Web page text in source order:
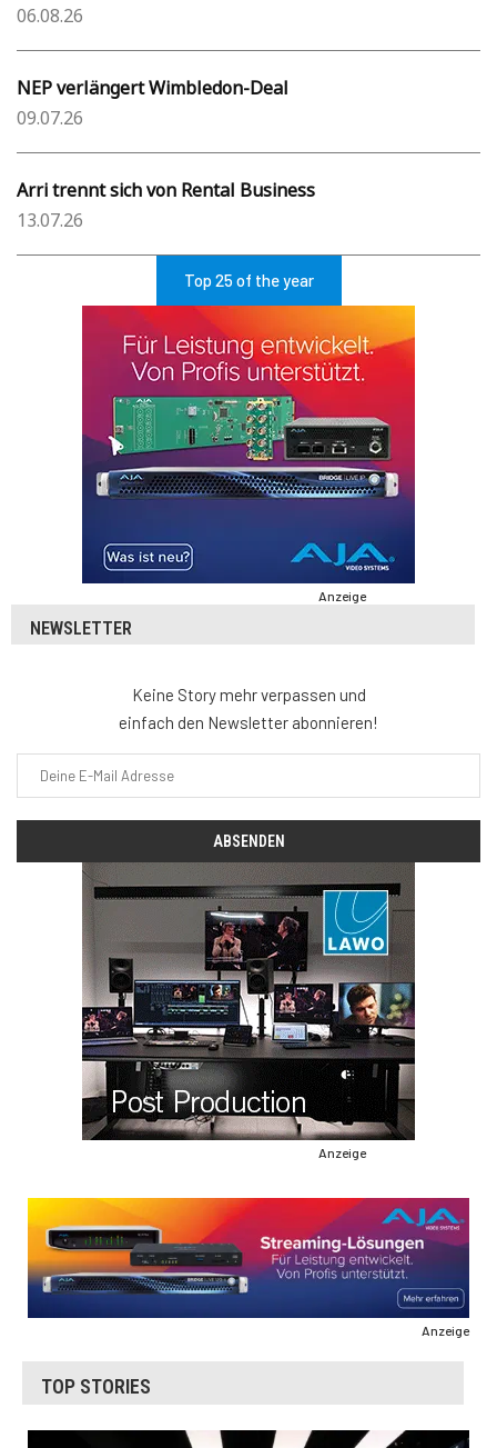
06.08.26
NEP verlängert Wimbledon-Deal
09.07.26
Arri trennt sich von Rental Business
13.07.26
Top 25 of the year
Anzeige
NEWSLETTER
Keine Story mehr verpassen und
einfach den Newsletter abonnieren!
Anzeige
Anzeige
TOP STORIES